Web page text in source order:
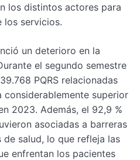
los distintos actores para
los servicios.
un deterioro en la
el segundo semestre
PQRS relacionadas
superior
2023. Además, el 92,9 %
asociadas a barreras
salud, lo que refleja las
enfrentan los pacientes